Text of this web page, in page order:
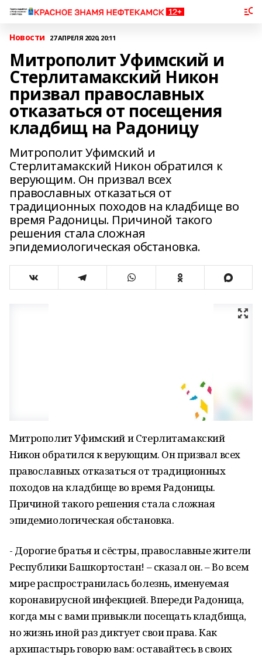
Новости 27 АПРЕЛЯ 2020, 20:11
Митрополит Уфимский и
Стерлитамакский Никон
призвал православных
отказаться от посещения
кладбищ на Радоницу
Митрополит Уфимский и
Стерлитамакский Никон обратился к
верующим. Он призвал всех
православных отказаться от
традиционных походов на кладбище во
время Радоницы. Причиной такого
решения стала сложная
эпидемиологическая обстановка.
Митрополит Уфимский и Стерлитамакский
Никон обратился к верующим. Он призвал всех
православных отказаться от традиционных
походов на кладбище во время Радоницы.
Причиной такого решения стала сложная
эпидемиологическая обстановка.
- Дорогие братья и сёстры, православные жители
Республики Башкортостан! – сказал он. – Во всем
мире распространилась болезнь, именуемая
коронавирусной инфекцией. Впереди Радоница,
когда мы с вами привыкли посещать кладбища,
но жизнь иной раз диктует свои права. Как
архипастырь говорю вам: оставайтесь в своих